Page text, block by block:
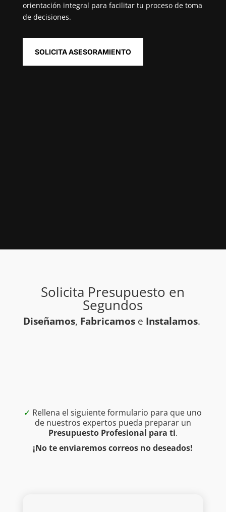
orientación integral para facilitar tu proceso de toma
de decisiones.
SOLICITA ASESORAMIENTO
Solicita Presupuesto en
Segundos
Diseñamos, Fabricamos e Instalamos.
✓ Rellena el siguiente formulario para que uno
de nuestros expertos pueda preparar un
Presupuesto Profesional para ti.
¡No te enviaremos correos no deseados!